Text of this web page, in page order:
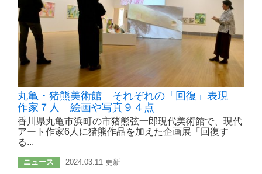
丸亀・猪熊美術館 それぞれの「回復」表現
作家７人 絵画や写真９４点
香川県丸亀市浜町の市猪熊弦一郎現代美術館で、現代
アート作家6人に猪熊作品を加えた企画展「回復す
る...
ニュース 2024.03.11 更新